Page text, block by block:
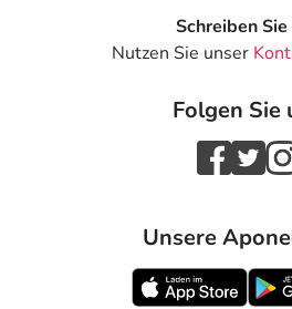
Schreiben Sie
Nutzen Sie unser
Folgen Sie
Unsere